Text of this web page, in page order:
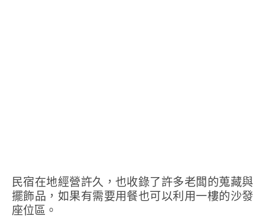
民宿在地經營許久，也收錄了許多老闆的蒐藏與
擺飾品，如果有需要用餐也可以利用一樓的沙發
座位區。